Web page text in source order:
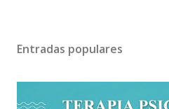
Entradas populares